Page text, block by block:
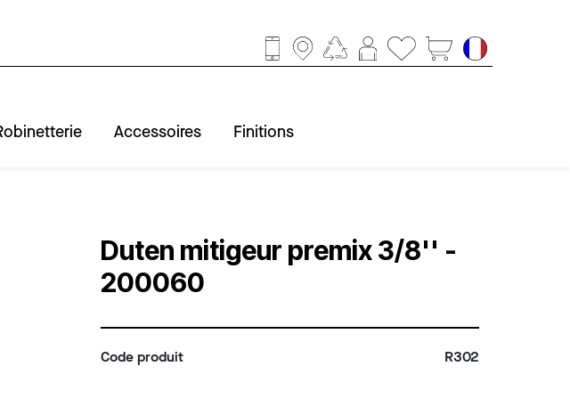
Douche
Baignoire
WC
Lavabo
Robinetterie
Accessoires
Accessoires
Finitions
Finitions
Duten mitigeur premix 3/8'' -
200060
Code produit R302